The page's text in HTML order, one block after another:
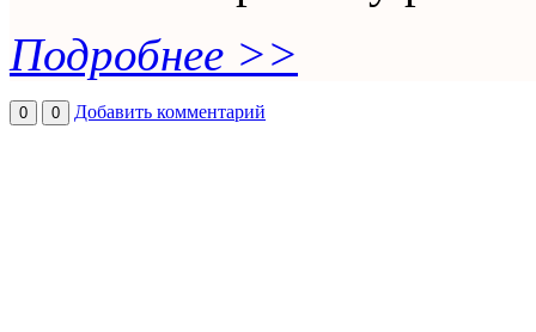
Подробнее >>
0 0 Добавить комментарий